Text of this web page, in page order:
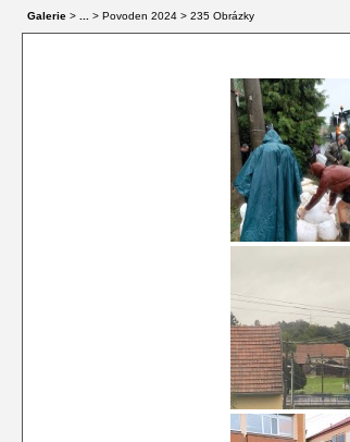
Galerie > > Povoden 2024 > 235 Obrázky